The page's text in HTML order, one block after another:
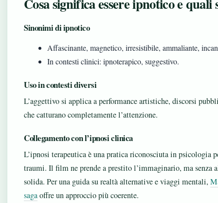
Sinonimi di ipnotico
Affascinante, magnetico, irresistibile, ammaliante,
In contesti clinici: ipnoterapico, suggestivo.
Uso in contesti diversi
L’aggettivo si applica a performance artistiche, discorsi
che catturano completamente l’attenzione.
Collegamento con l’ipnosi clinica
L’ipnosi terapeutica è una pratica riconosciuta in psicologia
traumi. Il film ne prende a prestito l’immaginario, ma senza
solida. Per una guida su realtà alternative e viaggi mentali,
sagaoffre un approccio più coerente.